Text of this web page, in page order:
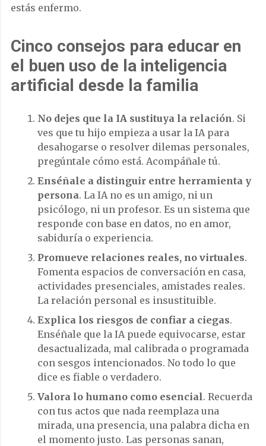
estás enfermo.
Cinco consejos para educar en
el buen uso de la inteligencia
artificial desde la familia
No dejes que la IA sustituya la relación. Si
ves que tu hijo empieza a usar la IA para
desahogarse o resolver dilemas personales,
pregúntale cómo está. Acompáñale tú.
Enséñale a distinguir entre herramienta y
persona. La IA no es un amigo, ni un
psicólogo, ni un profesor. Es un sistema que
responde con base en datos, no en amor,
sabiduría o experiencia.
Promueve relaciones reales, no virtuales.
Fomenta espacios de conversación en casa,
actividades presenciales, amistades reales.
La relación personal es insustituible.
Explica los riesgos de confiar a ciegas.
Enséñale que la IA puede equivocarse, estar
desactualizada, mal calibrada o programada
con sesgos intencionados. No todo lo que
dice es fiable o verdadero.
Valora lo humano como esencial. Recuerda
con tus actos que nada reemplaza una
mirada, una presencia, una palabra dicha en
el momento justo. Las personas sanan,